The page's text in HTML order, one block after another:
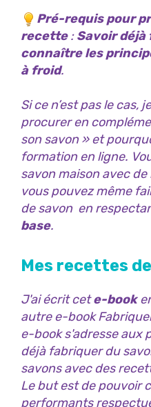
Pré-requis pour
recette:Savoir déjà
connaître les
à froid.
Si ce n’est pas le cas,
procurer en
son savon » et
formation en ligne. V
savon maison avec
vous pouvez même
de savon en
base.
Mes recettes
J'ai écrit cete-book
autre e-book
e-book s'adresse aux
déjà fabriquer du
savons avec des
Le but est de pouvoir
performants